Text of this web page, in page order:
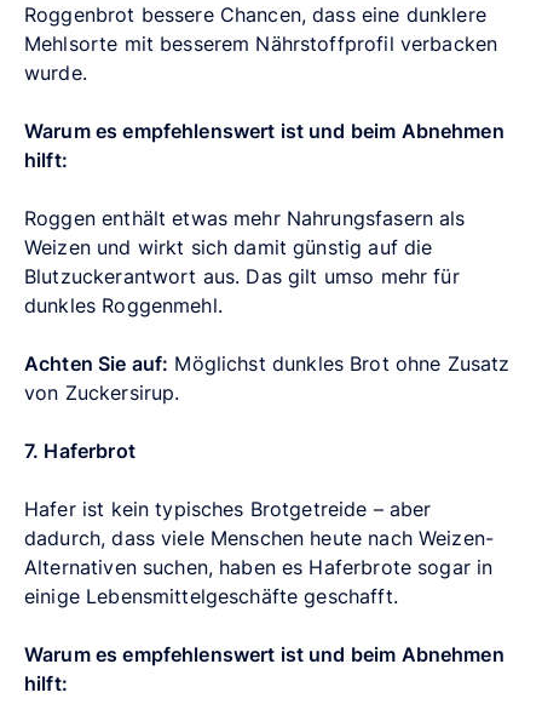
Roggenbrot bessere Chancen, dass eine dunklere
Mehlsorte mit besserem Nährstoffprofil verbacken
wurde.
Warum es empfehlenswert ist und beim Abnehmen
hilft:
Roggen enthält etwas mehr Nahrungsfasern als
Weizen und wirkt sich damit günstig auf die
Blutzuckerantwort aus. Das gilt umso mehr für
dunkles Roggenmehl.
Achten Sie auf: Möglichst dunkles Brot ohne Zusatz
von Zuckersirup.
7. Haferbrot
Hafer ist kein typisches Brotgetreide –aber
dadurch, dass viele Menschen heute nach Weizen-
Alternativen suchen, haben es Haferbrote sogar in
einige Lebensmittelgeschäfte geschafft.
Warum es empfehlenswert ist und beim Abnehmen
hilft: